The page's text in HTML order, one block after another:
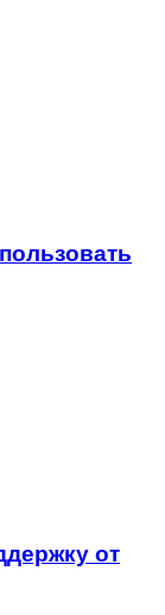
от